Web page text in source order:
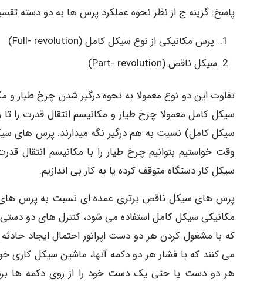
پاسخ: گزینه ج از نظر نحوه عملکرد پرس ها به دو دسته
پرس مکانیکی از نوع سیکل کامل (Full- revolution)
سیکل ناقص (Part- revolution)
تفاوت این دو نوع معمولا به نحوه درگیر شدن چرخ طیار
سیکل کامل معمولا چرخ طیار و مکانیسم انتقال قدرت
سیکل کامل) نسبت به هم درگیر نگه میدارند. پرس های
وقت خواستیم بتوانیم چرخ طیار را با مکانیسم انتقال
سیکل کار دستگاه متوقف کرده یا به کار بی اندازیم.
پرس های سیکل ناقص برتری عمده ای نسبت به پرس
مکانیکی سیکل کامل استفاده می شود، کنترل های دو
که با مشغول کردن هر دو دست اپراتور احتمال ایجاد
می کنند که با فشار هر دو دکمه آنها، ماشین سیکل کاری
هر دو دست یا حتی یک دست خود را از روی دکمه ها